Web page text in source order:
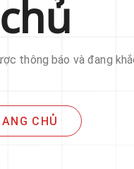
thông báo và đang
CHỦ